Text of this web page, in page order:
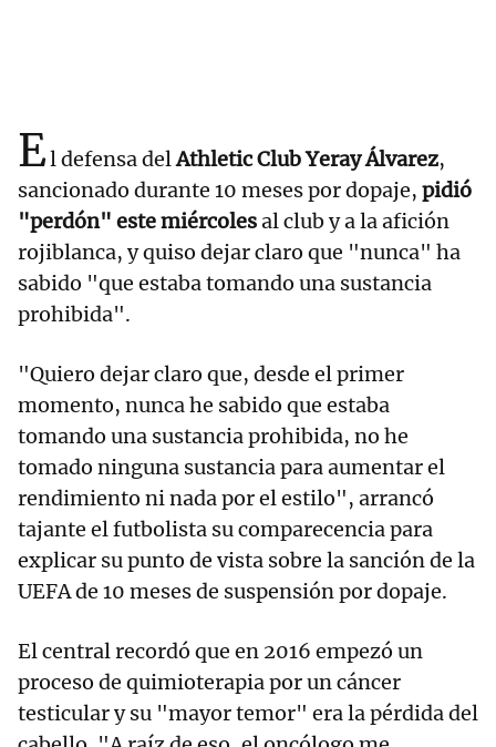
El defensa delAthletic Club Yeray Álvarez,
sancionado durante 10 meses por dopaje, pidió
"perdón" este miércolesal club y a la afición
rojiblanca, y quiso dejar claro que "nunca" ha
sabido "que estaba tomando una sustancia
prohibida".
"Quiero dejar claro que, desde el primer
momento, nunca he sabido que estaba
tomando una sustancia prohibida, no he
tomado ninguna sustancia para aumentar el
rendimiento ni nada por el estilo", arrancó
tajante el futbolista su comparecencia para
explicar su punto de vista sobre la sanción de la
UEFA de 10 meses de suspensión por dopaje.
El central recordó que en 2016 empezó un
proceso de quimioterapia por un cáncer
testicular y su "mayor temor" era la pérdida del